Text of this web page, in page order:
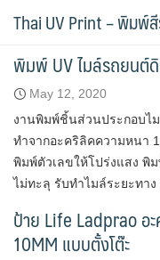
Thai UV Print – พิมพ์สี
Tag:อะคริลิคสีใส
พิมพ์ UV ไมล์รถยนต์
May 12, 2020
งานพิมพ์ชิ้นส่วนประกอบไ
ทำจากอะคริลิคความหนา
พิมพ์ตัวเลขให้โปร่งแสง พิ
ไม่ทะลุ รับทำไมล์ระยะทา
ป้าย Life Ladprao อ
10MM แบบตั้งโต๊ะ